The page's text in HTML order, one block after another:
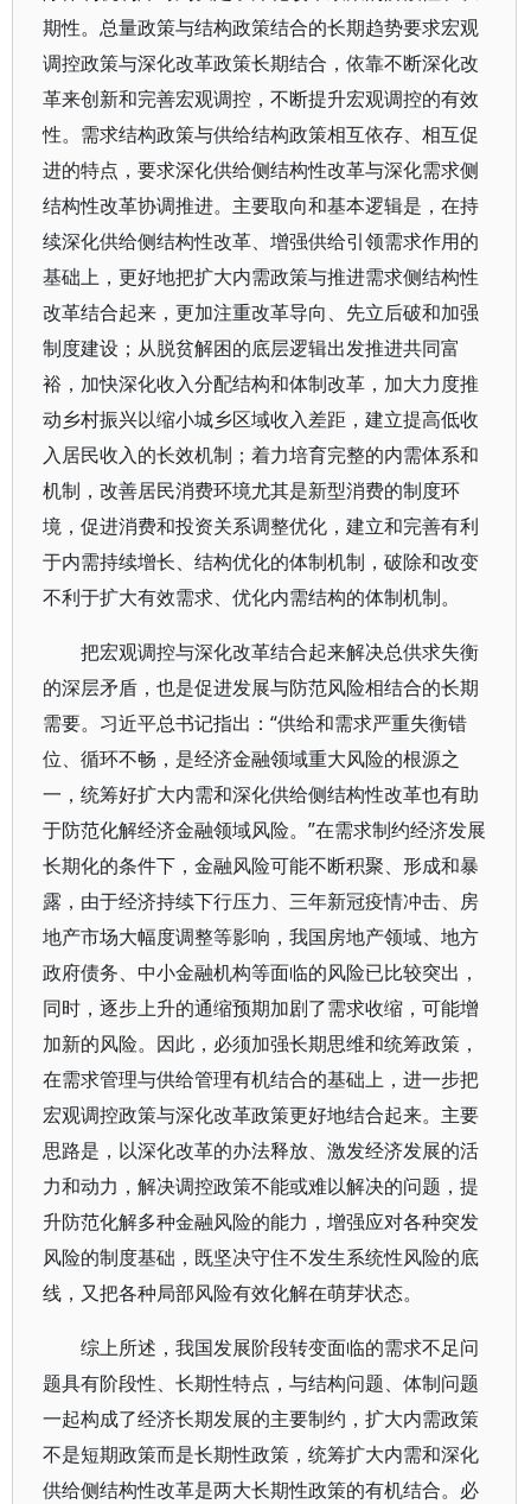
期性。总量政策与结构政策结合的长期趋势要求宏观
调控政策与深化改革政策长期结合，依靠不断深化改
革来创新和完善宏观调控，不断提升宏观调控的有效
性。需求结构政策与供给结构政策相互依存、相互促
进的特点，要求深化供给侧结构性改革与深化需求侧
结构性改革协调推进。主要取向和基本逻辑是，在持
续深化供给侧结构性改革、增强供给引领需求作用的
基础上，更好地把扩大内需政策与推进需求侧结构性
改革结合起来，更加注重改革导向、先立后破和加强
制度建设；从脱贫解困的底层逻辑出发推进共同富
裕，加快深化收入分配结构和体制改革，加大力度推
动乡村振兴以缩小城乡区域收入差距，建立提高低收
入居民收入的长效机制；着力培育完整的内需体系和
机制，改善居民消费环境尤其是新型消费的制度环
境，促进消费和投资关系调整优化，建立和完善有利
于内需持续增长、结构优化的体制机制，破除和改变
不利于扩大有效需求、优化内需结构的体制机制。
把宏观调控与深化改革结合起来解决总供求失衡
的深层矛盾，也是促进发展与防范风险相结合的长期
需要。习近平总书记指出：“供给和需求严重失衡错
位、循环不畅，是经济金融领域重大风险的根源之
一，统筹好扩大内需和深化供给侧结构性改革也有助
于防范化解经济金融领域风险。”在需求制约经济发展
长期化的条件下，金融风险可能不断积聚、形成和暴
露，由于经济持续下行压力、三年新冠疫情冲击、房
地产市场大幅度调整等影响，我国房地产领域、地方
政府债务、中小金融机构等面临的风险已比较突出，
同时，逐步上升的通缩预期加剧了需求收缩，可能增
加新的风险。因此，必须加强长期思维和统筹政策，
在需求管理与供给管理有机结合的基础上，进一步把
宏观调控政策与深化改革政策更好地结合起来。主要
思路是，以深化改革的办法释放、激发经济发展的活
力和动力，解决调控政策不能或难以解决的问题，提
升防范化解多种金融风险的能力，增强应对各种突发
风险的制度基础，既坚决守住不发生系统性风险的底
线，又把各种局部风险有效化解在萌芽状态。
综上所述，我国发展阶段转变面临的需求不足问
题具有阶段性、长期性特点，与结构问题、体制问题
一起构成了经济长期发展的主要制约，扩大内需政策
不是短期政策而是长期性政策，统筹扩大内需和深化
供给侧结构性改革是两大长期性政策的有机结合。必